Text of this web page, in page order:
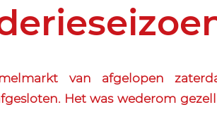
van afgelopen
Het was wederom